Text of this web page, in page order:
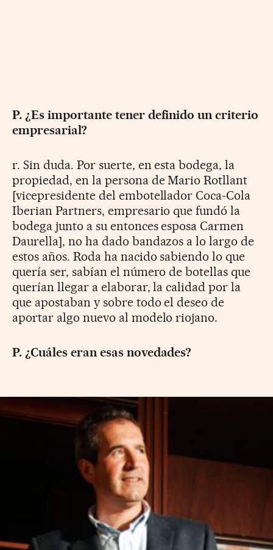
P. ¿Es importante tener definido un criterio
empresarial?
r. Sin duda. Por suerte, en esta bodega, la
propiedad, en la persona de Mario Rotllant
[vicepresidente del embotellador Coca-Cola
Iberian Partners, empresario que fundó la
bodega junto a su entonces esposa Carmen
Daurella], no ha dado bandazos a lo largo de
estos años. Roda ha nacido sabiendo lo que
quería ser, sabían el número de botellas que
querían llegar a elaborar, la calidad por la
que apostaban y sobre todo el deseo de
aportar algo nuevo al modelo riojano.
P. ¿Cuáles eran esas novedades?